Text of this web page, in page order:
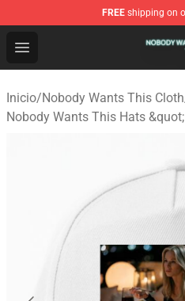
FREE shipping on
Open menu
Nobody Wants This
Inicio/Nobody Wants This Cloth
Nobody Wants This Hats